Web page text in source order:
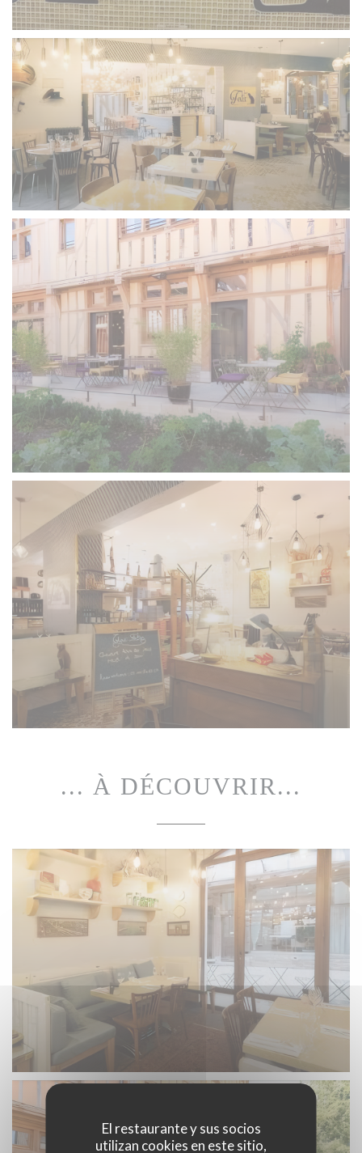
El restaurante y sus socios
utilizan cookies en este sitio,
... À DÉCOUVRIR...